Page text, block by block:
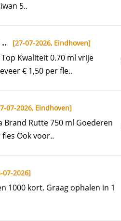
5..
[27-07-2026, Eindhoven]
Kwaliteit 0.70 ml vrije
€ 1,50 per fle..
07-2026, Eindhoven]
Brand Rutte 750 ml Goederen
Ook voor..
07-2026]
1000 kort. Graag ophalen in 1